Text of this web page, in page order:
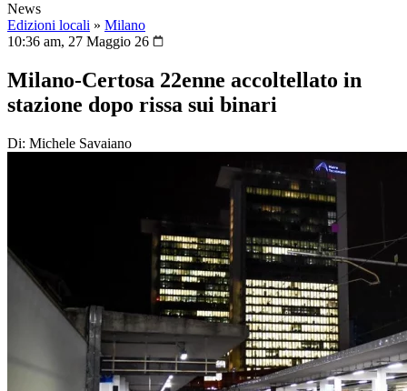
News
Edizioni locali » Milano
10:36 am, 27 Maggio 26
Milano-Certosa 22enne accoltellato in
stazione dopo rissa sui binari
Di: Michele Savaiano